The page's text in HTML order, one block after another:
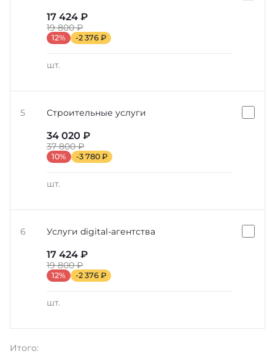
шт.
17 424 ₽
19 800 ₽
12% -2 376 ₽
5 Строительные услуги
шт.
34 020 ₽
37 800 ₽
10% -3 780 ₽
6 Услуги digital-агентства
шт.
17 424 ₽
19 800 ₽
12% -2 376 ₽
Итого: